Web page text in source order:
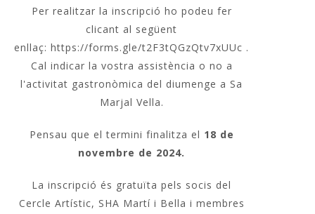
Per realitzar la inscripció ho podeu fer
clicant al següent
enllaç:https://forms.gle/t2F3tQGzQtv7xUUc .
Cal indicar la vostra assistència o no a
l'activitat gastronòmica del diumenge a Sa
Marjal Vella.
Pensau que el termini finalitza el 18 de
novembre de 2024.
La inscripció és gratuïta pels socis del
Cercle Artístic, SHA Martí i Bella i membres